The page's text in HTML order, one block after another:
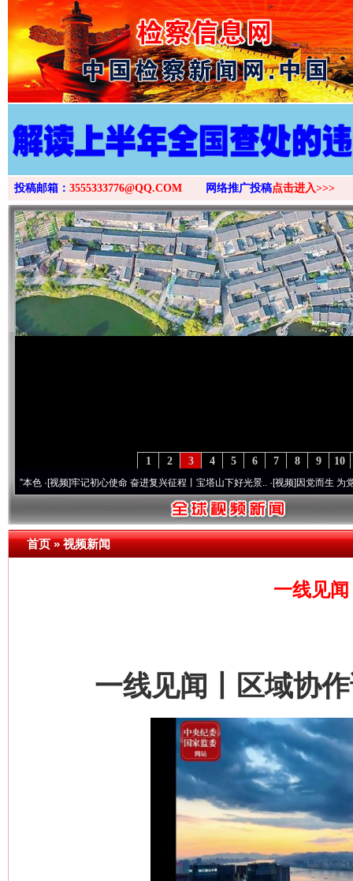
>
投稿邮箱： 3555333776@QQ.COM 网络推广投稿点击进入>>>
10
9
8
7
6
5
4
3
2
1
频]牢记初心使命 奋进复兴征程丨宝塔山下好光景..·[视频]因党而生 为党而战——
首页»视频新闻
一线见
一线见闻丨区域协作